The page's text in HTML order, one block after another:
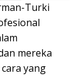
Turki
mereka
yang